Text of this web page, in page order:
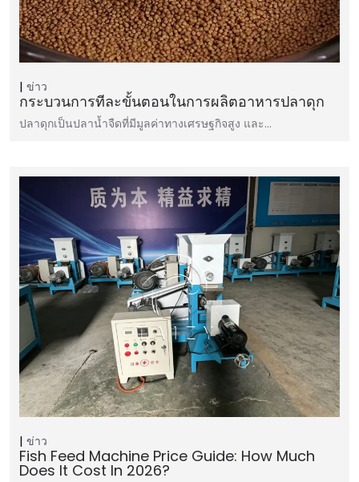
ข่าว
กระบวนการทีละขั้นตอนในการผลิตอาหารปลาดุก
ปลาดุกเป็นปลาน้ำจืดที่มีมูลค่าทางเศรษฐกิจสูง และ...
ข่าว
Fish Feed Machine Price Guide: How Much
Does It Cost In 2026?